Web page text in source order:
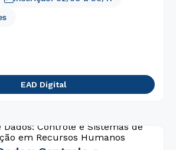
EAD Digital
5º
marketing
9º
farmácia